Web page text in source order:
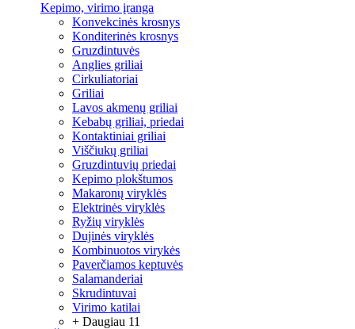
Kepimo, virimo įranga
Konvekcinės krosnys
Konditerinės krosnys
Gruzdintuvės
Anglies griliai
Cirkuliatoriai
Griliai
Lavos akmenų griliai
Kebabų griliai, priedai
Kontaktiniai griliai
Viščiukų griliai
Gruzdintuvių priedai
Kepimo plokštumos
Makaronų viryklės
Elektrinės viryklės
Ryžių viryklės
Dujinės viryklės
Kombinuotos virykės
Paverčiamos keptuvės
Salamanderiai
Skrudintuvai
Virimo katilai
+ Daugiau 11